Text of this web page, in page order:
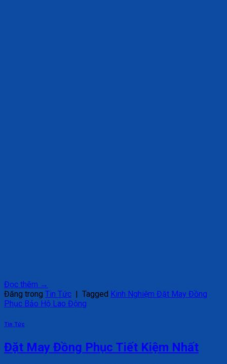
Đọc thêm →
Đăng trong Tin Tức Tagged Kinh Nghiệm Đặt May Đồng
Phục Bảo Hộ Lao Động
Tin Tức
Đặt May Đồng Phục Tiết Kiệm Nhất